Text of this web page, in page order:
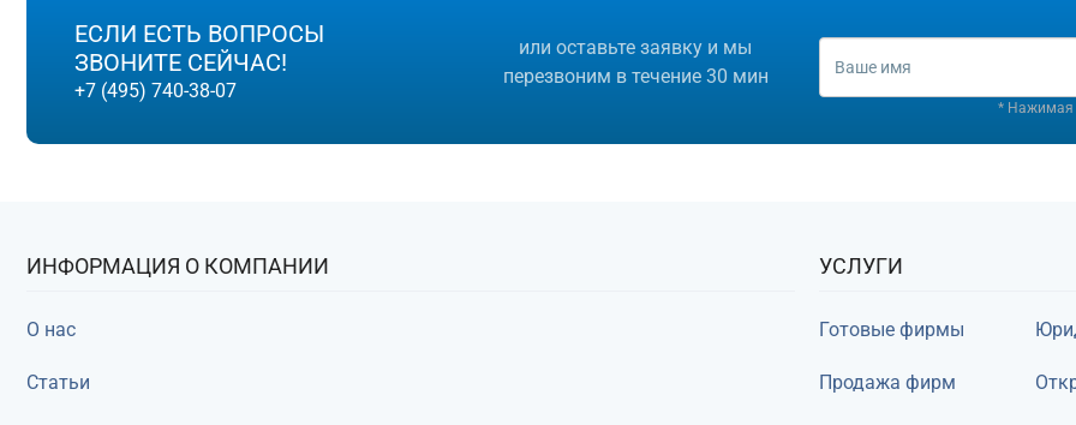
ЕСЛИ ЕСТЬ ВОПРОСЫ
ЗВОНИТЕ СЕЙЧАС!
+7 (495) 740-38-07
или оставьте заявку и мы
перезвоним в течение 30 мин
* Нажимая
ИНФОРМАЦИЯ О КОМПАНИИ
О нас
Статьи
УСЛУГИ
Готовые фирмы
Продажа фирм